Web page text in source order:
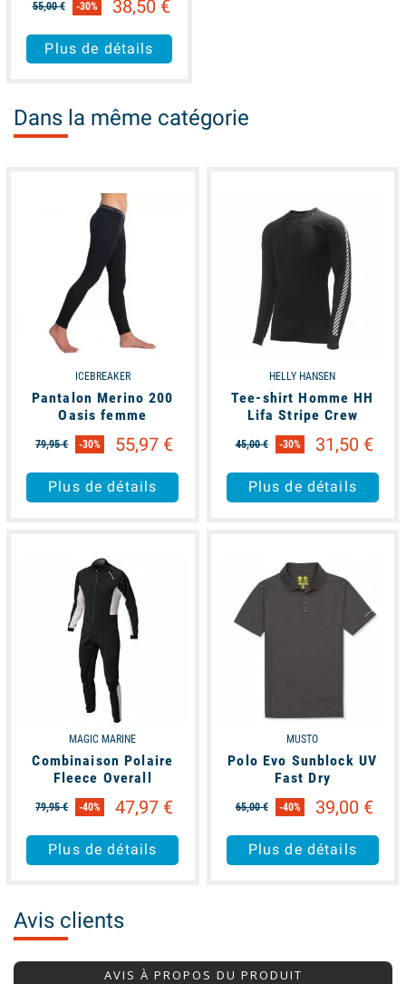
55,00 € -30% 38,50 €
Plus de détails
Dans la même catégorie
ICEBREAKER
Pantalon Merino 200
Oasis femme
79,95 € -30% 55,97 €
Plus de détails
HELLY HANSEN
Tee-shirt Homme HH
Lifa Stripe Crew
45,00 € -30% 31,50 €
Plus de détails
MAGIC MARINE
Combinaison Polaire
Fleece Overall
79,95 € -40% 47,97 €
Plus de détails
MUSTO
Polo Evo Sunblock UV
Fast Dry
65,00 € -40% 39,00 €
Plus de détails
Avis clients
AVIS À PROPOS DU PRODUIT